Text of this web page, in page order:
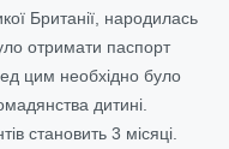
Британії, народилась
отримати паспорт
цим необхідно було
дитині.
становить 3 місяці.